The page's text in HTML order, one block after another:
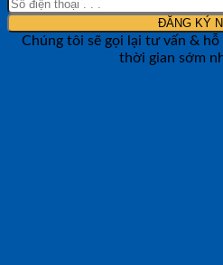
Chúng tôi sẽ gọi lại tư vấn &
thời gian sớm